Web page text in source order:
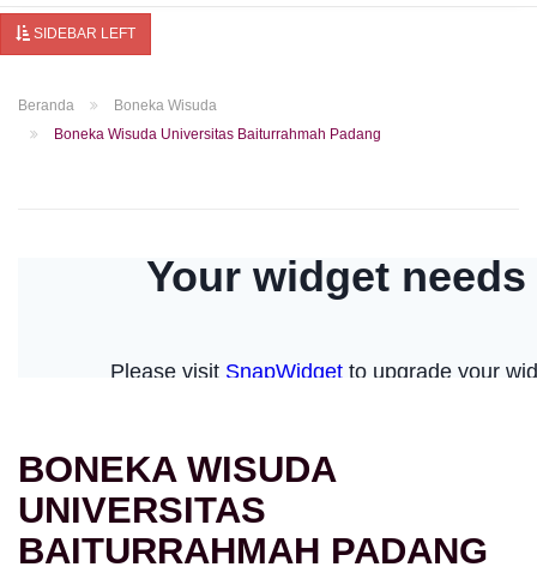
SIDEBAR LEFT
Beranda
Boneka Wisuda
Boneka Wisuda Universitas Baiturrahmah Padang
BONEKA WISUDA
UNIVERSITAS
BAITURRAHMAH PADANG